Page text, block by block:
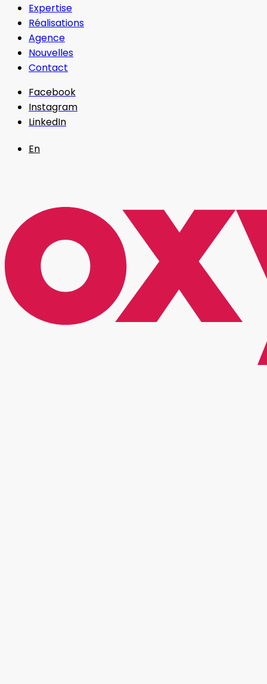
Expertise
Réalisations
Agence
Nouvelles
Contact
Facebook
Instagram
LinkedIn
En